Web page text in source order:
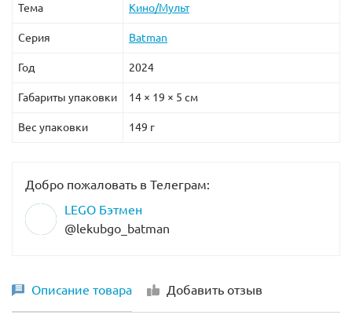
Тема Кино/Мульт
Серия Batman
Год 2024
Габариты упаковки 14 × 19 × 5 см
Вес упаковки 149 г
Добро пожаловать в Телеграм:
LEGO Бэтмен
@lekubgo_batman
Описание товара Добавить отзыв